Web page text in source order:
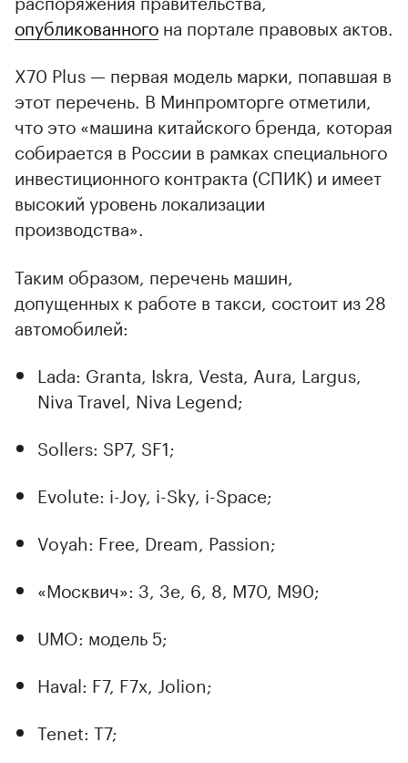
опубликованного на портале правовых актов.
X70 Plus — первая модель марки, попавшая в
этот перечень. В Минпромторге отметили,
что это «машина китайского бренда, которая
собирается в России в рамках специального
инвестиционного контракта (СПИК) и имеет
высокий уровень локализации
производства».
00:00 / 00:00
Таким образом, перечень машин,
допущенных к работе в такси, состоит из 28
автомобилей:
Lada: Granta, Iskra, Vesta, Aura, Largus,
Niva Travel, Niva Legend;
Sollers: SP7, SF1;
Evolute: i-Joy, i-Sky, i-Space;
Voyah: Free, Dream, Passion;
«Москвич»: 3, 3е, 6, 8, М70, М90;
UMO: модель 5;
Haval: F7, F7x, Jolion;
Tenet: T7;